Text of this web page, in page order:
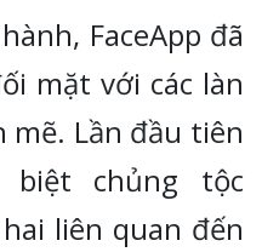
FaceApp đã
mặt với các làn
mẽ. Lần đầu tiên
chủng tộc
liên quan đến